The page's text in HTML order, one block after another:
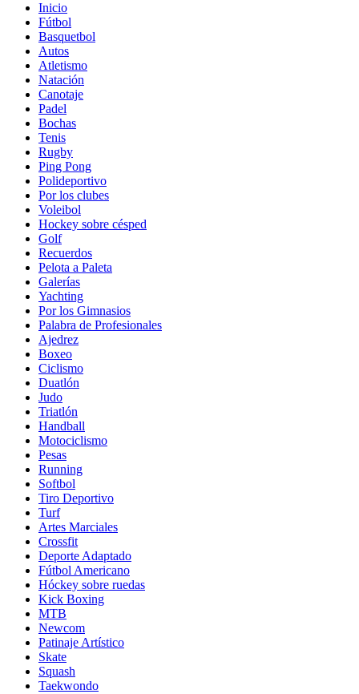
Inicio
Fútbol
Basquetbol
Autos
Atletismo
Natación
Canotaje
Padel
Bochas
Tenis
Rugby
Ping Pong
Polideportivo
Por los clubes
Voleibol
Hockey sobre césped
Golf
Recuerdos
Pelota a Paleta
Galerías
Yachting
Por los Gimnasios
Palabra de Profesionales
Ajedrez
Boxeo
Ciclismo
Duatlón
Judo
Triatlón
Handball
Motociclismo
Pesas
Running
Softbol
Tiro Deportivo
Turf
Artes Marciales
Crossfit
Deporte Adaptado
Fútbol Americano
Hóckey sobre ruedas
Kick Boxing
MTB
Newcom
Patinaje Artístico
Skate
Squash
Taekwondo